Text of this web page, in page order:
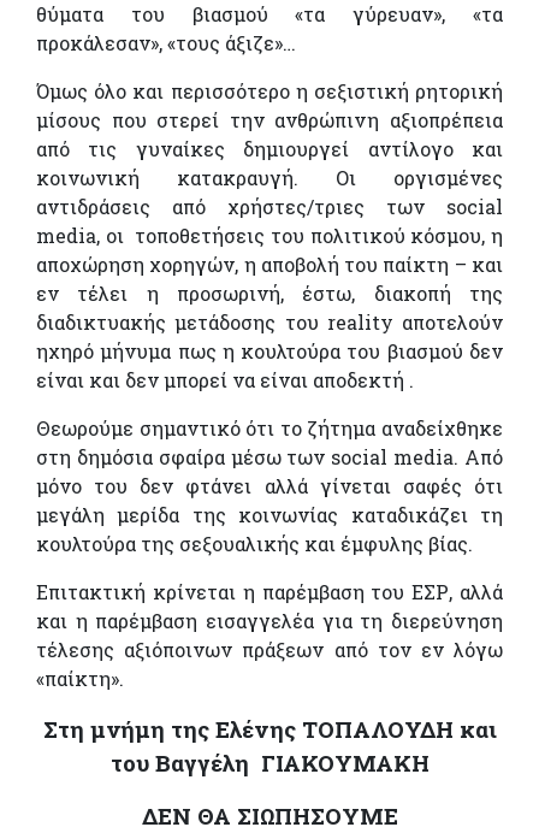
θύματα του βιασμού «τα γύρευαν», «τα
προκάλεσαν», «τους άξιζε»…
Όμως όλο και περισσότερο η σεξιστική ρητορική
μίσους που στερεί την ανθρώπινη αξιοπρέπεια
από τις γυναίκες δημιουργεί αντίλογο και
κοινωνική κατακραυγή. Οι οργισμένες
αντιδράσεις από χρήστες/τριες των social
media, οι τοποθετήσεις του πολιτικού κόσμου, η
αποχώρηση χορηγών, η αποβολή του παίκτη – και
εν τέλει η προσωρινή, έστω, διακοπή της
διαδικτυακής μετάδοσης του reality αποτελούν
ηχηρό μήνυμα πως η κουλτούρα του βιασμού δεν
είναι και δεν μπορεί να είναι αποδεκτή .
Θεωρούμε σημαντικό ότι το ζήτημα αναδείχθηκε
στη δημόσια σφαίρα μέσω των social media. Από
μόνο του δεν φτάνει αλλά γίνεται σαφές ότι
μεγάλη μερίδα της κοινωνίας καταδικάζει τη
κουλτούρα της σεξουαλικής και έμφυλης βίας.
Επιτακτική κρίνεται η παρέμβαση του ΕΣΡ, αλλά
και η παρέμβαση εισαγγελέα για τη διερεύνηση
τέλεσης αξιόποινων πράξεων από τον εν λόγω
«παίκτη».
Στη μνήμη της Ελένης ΤΟΠΑΛΟΥΔΗ και
του Βαγγέλη ΓΙΑΚΟΥΜΑΚΗ
ΔΕΝ ΘΑ ΣΙΩΠΗΣΟΥΜΕ